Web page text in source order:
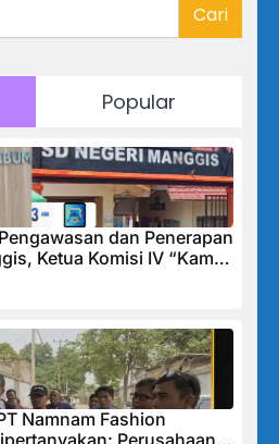
Cari
Popular
dan Penerapan
Ketua Komisi IV “Kami
Namnam Fashion
Perusahaan